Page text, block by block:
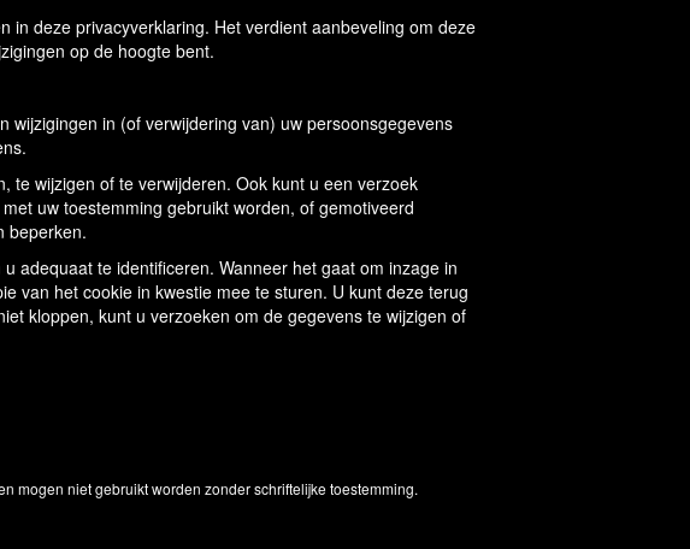
in deze privacyverklaring. Het verdient aanbeveling om deze
op de hoogte bent.
in (of verwijdering van) uw persoonsgegevens
te wijzigen of te verwijderen. Ook kunt u een verzoek
uw toestemming gebruikt worden, of gemotiveerd
beperken.
adequaat te identificeren. Wanneer het gaat om inzage in
van het cookie in kwestie mee te sturen. U kunt deze terug
kloppen, kunt u verzoeken om de gegevens te wijzigen of
mogen niet gebruikt worden zonder schriftelijke toestemming.